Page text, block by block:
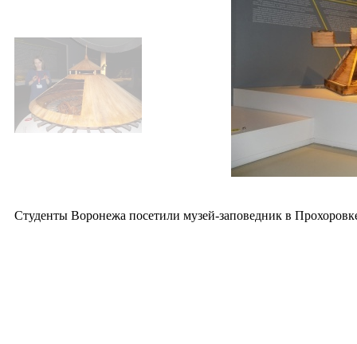
Студенты Воронежа посетили музей-заповедник в